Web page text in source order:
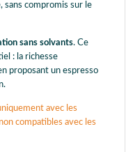
sans compromis sur le
sans solvants. Ce
: la richesse
proposant un espresso
avec les
compatibles avec les